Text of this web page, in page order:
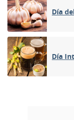
Día
Día